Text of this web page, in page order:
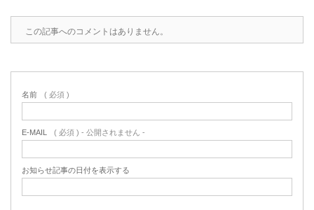
この記事へのコメントはありません。
名前 ( 必須 )
E-MAIL ( 必須 ) - 公開されません -
お知らせ記事の日付を表示する